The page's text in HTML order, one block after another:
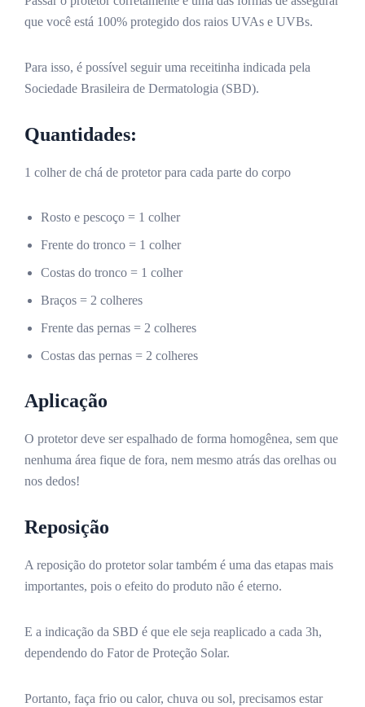
que você está 100% protegido dos raios UVAs e UVBs.
Para isso, é possível seguir uma receitinha indicada pela
Sociedade Brasileira de Dermatologia (SBD).
Quantidades:
1 colher de chá de protetor para cada parte do corpo
Rosto e pescoço = 1 colher
Frente do tronco = 1 colher
Costas do tronco = 1 colher
Braços = 2 colheres
Frente das pernas = 2 colheres
Costas das pernas = 2 colheres
Aplicação
O protetor deve ser espalhado de forma homogênea, sem que
nenhuma área fique de fora, nem mesmo atrás das orelhas ou
nos dedos!
Reposição
A reposição do protetor solar também é uma das etapas mais
importantes, pois o efeito do produto não é eterno.
E a indicação da SBD é que ele seja reaplicado a cada 3h,
dependendo do Fator de Proteção Solar.
Portanto, faça frio ou calor, chuva ou sol, precisamos estar